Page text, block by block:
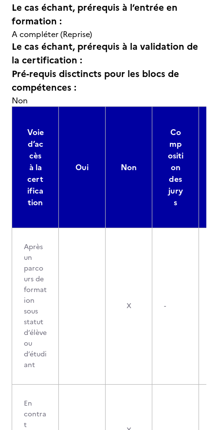
Le cas échant, prérequis à l’entrée en
formation :
A compléter (Reprise)
Le cas échant, prérequis à la validation de
la certification :
Pré-requis disctincts pour les blocs de
compétences :
Non
Voie
d’ac
cès
à la
cert
ifica
tion
Oui Non
Co
mp
ositi
on
des
jury
s
Après
un
parco
urs de
format
ion
sous
statut
d’élève
ou
d’étudi
ant
X -
En
contra
t